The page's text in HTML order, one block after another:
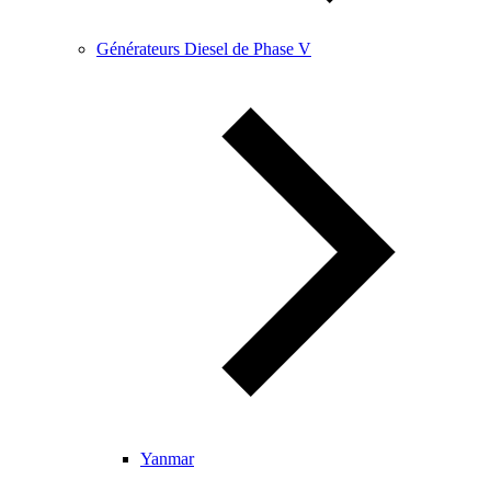
Générateurs Diesel de Phase V
Yanmar